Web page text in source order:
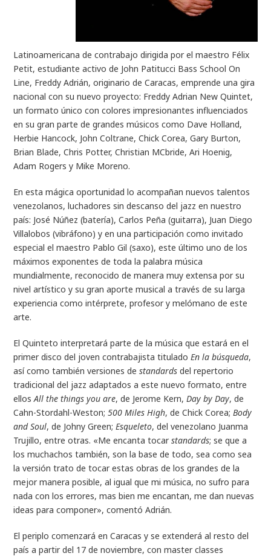
Latinoamericana de contrabajo dirigida por el maestro Félix
Petit, estudiante activo de John Patitucci Bass School On
Line, Freddy Adrián, originario de Caracas, emprende una gira
nacional con su nuevo proyecto: Freddy Adrian New Quintet,
un formato único con colores impresionantes influenciados
en su gran parte de grandes músicos como Dave Holland,
Herbie Hancock, John Coltrane, Chick Corea, Gary Burton,
Brian Blade, Chris Potter, Christian MCbride, Ari Hoenig,
Adam Rogers y Mike Moreno.
En esta mágica oportunidad lo acompañan nuevos talentos
venezolanos, luchadores sin descanso del jazz en nuestro
país: José Núñez (batería), Carlos Peña (guitarra), Juan Diego
Villalobos (vibráfono) y en una participación como invitado
especial el maestro Pablo Gil (saxo), este último uno de los
máximos exponentes de toda la palabra música
mundialmente, reconocido de manera muy extensa por su
nivel artístico y su gran aporte musical a través de su larga
experiencia como intérprete, profesor y melómano de este
arte.
El Quinteto interpretará parte de la música que estará en el
primer disco del joven contrabajista tituladoEn la búsqueda,
así como también versiones destandards del repertorio
tradicional del jazz adaptados a este nuevo formato, entre
ellosAll the things you are, de Jerome Kern,Day by Day, de
Cahn-Stordahl-Weston;500 Miles High, de Chick Corea;Body
and Soul, de Johny Green;Esqueleto, del venezolano Juanma
Trujillo, entre otras. «Me encanta tocarstandards; se que a
los muchachos también, son la base de todo, sea como sea
la versión trato de tocar estas obras de los grandes de la
mejor manera posible, al igual que mi música, no sufro para
nada con los errores, mas bien me encantan, me dan nuevas
ideas para componer», comentó Adrián.
El periplo comenzará en Caracas y se extenderá al resto del
país a partir del 17 de noviembre, con master classes